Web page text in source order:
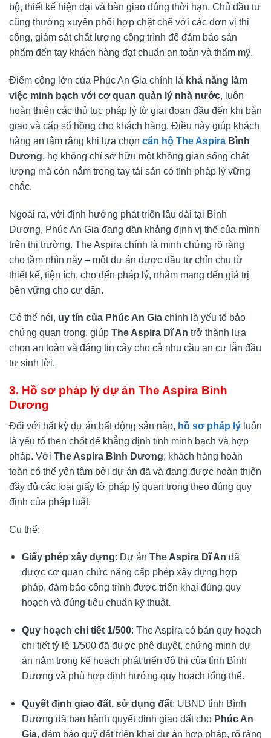
bộ, thiết kế hiện đại và bàn giao đúng thời hạn. Chủ đầu tư
cũng thường xuyên phối hợp chặt chẽ với các đơn vị thi
công, giám sát chất lượng công trình để đảm bảo sản
phẩm đến tay khách hàng đạt chuẩn an toàn và thẩm mỹ.
Điểm cộng lớn của Phúc An Gia chính là khả năng làm
việc minh bạch với cơ quan quản lý nhà nước, luôn
hoàn thiện các thủ tục pháp lý từ giai đoạn đầu đến khi bàn
giao và cấp sổ hồng cho khách hàng. Điều này giúp khách
hàng an tâm rằng khi lựa chọn căn hộ The Aspira Bình
Dương, họ không chỉ sở hữu một không gian sống chất
lượng mà còn nắm trong tay tài sản có tính pháp lý vững
chắc.
Ngoài ra, với định hướng phát triển lâu dài tại Bình
Dương, Phúc An Gia đang dần khẳng định vị thế của mình
trên thị trường. The Aspira chính là minh chứng rõ ràng
cho tầm nhìn này – một dự án được đầu tư chỉn chu từ
thiết kế, tiện ích, cho đến pháp lý, nhằm mang đến giá trị
bền vững cho cư dân.
Có thể nói, uy tín của Phúc An Gia chính là yếu tố bảo
chứng quan trọng, giúp The Aspira Dĩ An trở thành lựa
chọn an toàn và đáng tin cậy cho cả nhu cầu an cư lẫn đầu
tư sinh lời.
3. Hồ sơ pháp lý dự án The Aspira Bình
Dương
Đối với bất kỳ dự án bất động sản nào, hồ sơ pháp lý luôn
là yếu tố then chốt để khẳng định tính minh bạch và hợp
pháp. Với The Aspira Bình Dương, khách hàng hoàn
toàn có thể yên tâm bởi dự án đã và đang được hoàn thiện
đầy đủ các loại giấy tờ pháp lý quan trọng theo đúng quy
định của pháp luật.
Cụ thể:
Giấy phép xây dựng: Dự án The Aspira Dĩ An đã
được cơ quan chức năng cấp phép xây dựng hợp
pháp, đảm bảo công trình được triển khai đúng quy
hoạch và đúng tiêu chuẩn kỹ thuật.
Quy hoạch chi tiết 1/500: The Aspira có bản quy hoạch
chi tiết tỷ lệ 1/500 đã được phê duyệt, chứng minh dự
án nằm trong kế hoạch phát triển đô thị của tỉnh Bình
Dương và phù hợp định hướng quy hoạch tổng thể.
Quyết định giao đất, sử dụng đất: UBND tỉnh Bình
Dương đã ban hành quyết định giao đất cho Phúc An
Gia, đảm bảo quỹ đất triển khai dự án hợp pháp, rõ ràng